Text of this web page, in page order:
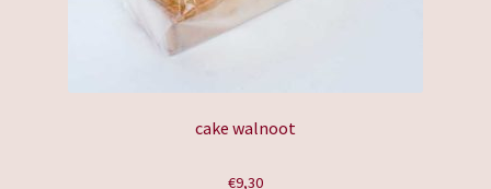
cake walnoot
€9,30